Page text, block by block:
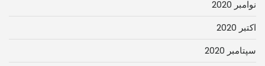
نوامبر 2020
اکتبر 2020
سپتامبر 2020